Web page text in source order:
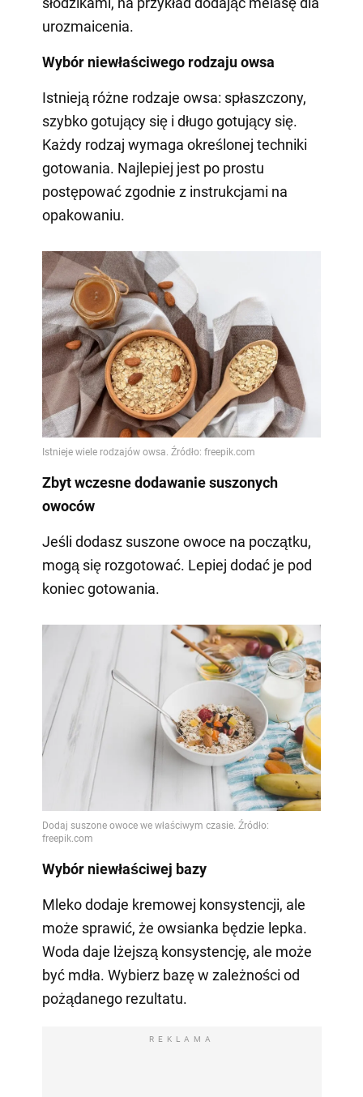
urozmaicenia.
Wybór niewłaściwego rodzaju owsa
Istnieją różne rodzaje owsa: spłaszczony,
szybko gotujący się i długo gotujący się.
Każdy rodzaj wymaga określonej techniki
gotowania. Najlepiej jest po prostu
postępować zgodnie z instrukcjami na
opakowaniu.
Zbyt wczesne dodawanie suszonych
owoców
Jeśli dodasz suszone owoce na początku,
mogą się rozgotować. Lepiej dodać je pod
koniec gotowania.
Wybór niewłaściwej bazy
Mleko dodaje kremowej konsystencji, ale
może sprawić, że owsianka będzie lepka.
Woda daje lżejszą konsystencję, ale może
być mdła. Wybierz bazę w zależności od
pożądanego rezultatu.
REKLAMA